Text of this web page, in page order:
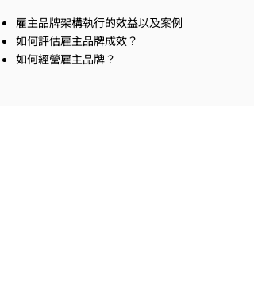
雇主品牌架構執行的效益以及案例
如何評估雇主品牌成效？
如何經營雇主品牌？